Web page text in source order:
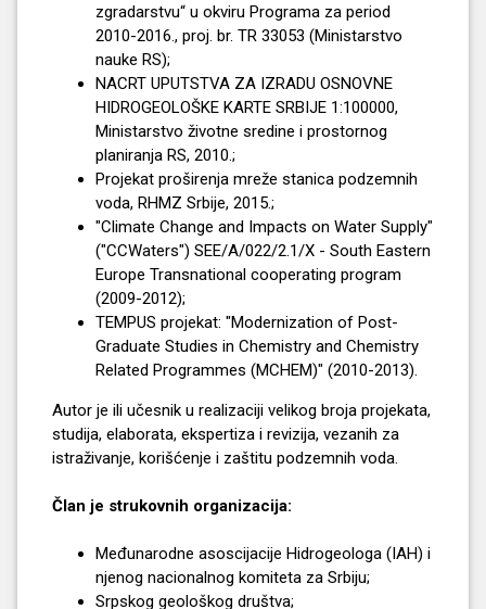
zgradarstvu“ u okviru Programa za period
2010-2016., proj. br. TR 33053 (Ministarstvo
nauke RS);
NACRT UPUTSTVA ZA IZRADU OSNOVNE
HIDROGEOLOŠKE KARTE SRBIJE 1:100000,
Ministarstvo životne sredine i prostornog
planiranja RS, 2010.;
Projekat proširenja mreže stanica podzemnih
voda, RHMZ Srbije, 2015.;
"Climate Change and Impacts on Water Supply"
("CCWaters") SEE/A/022/2.1/X - South Eastern
Europe Transnational cooperating program
(2009-2012);
ТЕMPUS projekat: "Modernization of Post-
Graduate Studies in Chemistry and Chemistry
Related Programmes (MCHEM)" (2010-2013).
Autor je ili učesnik u realizaciji velikog broja projekata,
studija, elaborata, ekspertiza i revizija, vezanih za
istraživanje, korišćenje i zaštitu podzemnih voda.
Član je strukovnih organizacija:
Međunarodne asoscijacije Hidrogeologa (IAH) i
njenog nacionalnog komiteta za Srbiju;
Srpskog geološkog društva;